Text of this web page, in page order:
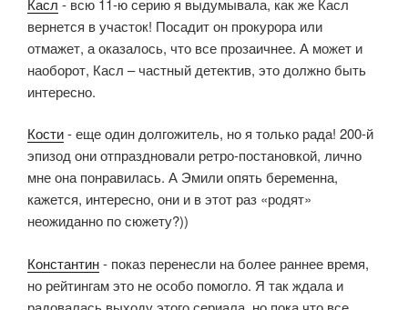
Касл - всю 11-ю серию я выдумывала, как же Касл
вернется в участок! Посадит он прокурора или
отмажет, а оказалось, что все прозаичнее. А может и
наоборот, Касл – частный детектив, это должно быть
интересно.
Кости- еще один долгожитель, но я только рада! 200-й
эпизод они отпраздновали ретро-постановкой, лично
мне она понравилась. А Эмили опять беременна,
кажется, интересно, они и в этот раз «родят»
неожиданно по сюжету?))
Константин- показ перенесли на более раннее время,
но рейтингам это не особо помогло. Я так ждала и